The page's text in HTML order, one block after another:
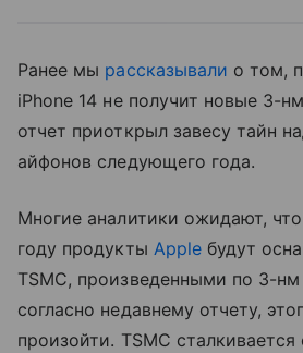
Ранее мы рассказывали о том,
iPhone 14 не получит новые 3-
отчет приоткрыл завесу тайн
айфонов следующего года.
Многие аналитики ожидают,
году продукты Appleбудут
TSMC, произведенными по 3-нм
согласно недавнему отчету,
произойти. TSMC